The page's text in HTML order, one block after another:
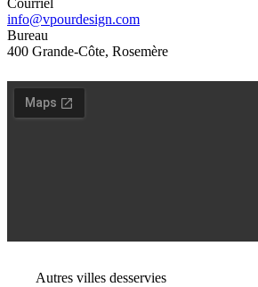
Courriel
info@vpourdesign.com
Bureau
400 Grande-Côte, Rosemère
Autres villes desservies